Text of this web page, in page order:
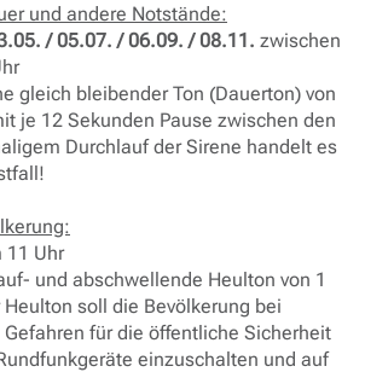
und andere Notstände:
/ 05.07. / 06.09. / 08.11. zwischen
gleich bleibender Ton (Dauerton) von
je 12 Sekunden Pause zwischen den
Durchlauf der Sirene handelt es
11 Uhr
und abschwellende Heulton von 1
soll die Bevölkerung bei
für die öffentliche Sicherheit
einzuschalten und auf
Verband
Ausbildung
Service